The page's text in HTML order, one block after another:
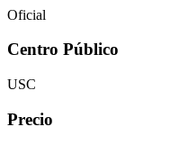
Oficial
Centro Público
USC
Precio